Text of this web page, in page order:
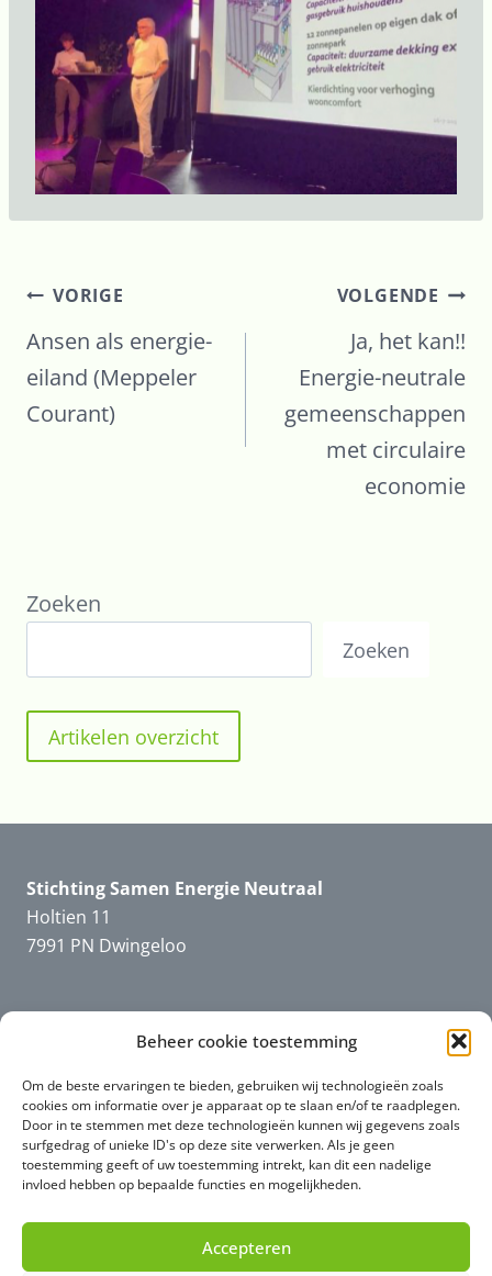
Beheer cookie toestemming
Om de beste ervaringen te bieden, gebruiken wij technologieën zoals
cookies om informatie over je apparaat op te slaan en/of te raadplegen.
Door in te stemmen met deze technologieën kunnen wij gegevens zoals
surfgedrag of unieke ID's op deze site verwerken. Als je geen
toestemming geeft of uw toestemming intrekt, kan dit een nadelige
invloed hebben op bepaalde functies en mogelijkheden.
Accepteren
Bericht
navigatie
VORIGE
Ansen als energie-
eiland (Meppeler
Courant)
VOLGENDE
Ja, het kan!!
Energie-neutrale
gemeenschappen
met circulaire
economie
Zoeken
Zoeken
Artikelen overzicht
Stichting Samen Energie Neutraal
Holtien 11
7991 PN Dwingeloo
SEN
Informatiealgemeen
Privacy (AVG)